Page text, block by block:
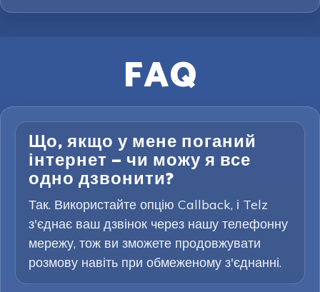
FAQ
Що, якщо у мене поганий
інтернет — чи можу я все
одно дзвонити?
Так. Використайте опцію Callback, і Telz
з'єднає ваш дзвінок через нашу телефонну
мережу, тож ви зможете продовжувати
розмову навіть при обмеженому з'єднанні.